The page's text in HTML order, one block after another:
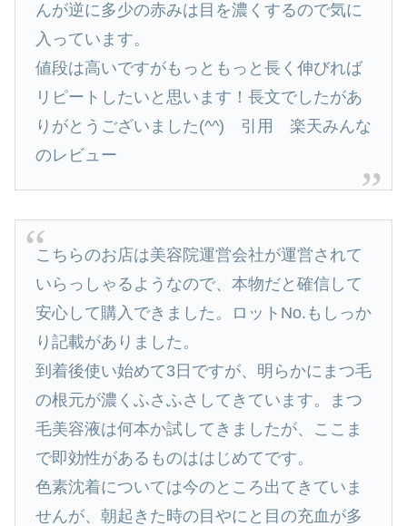
んが逆に多少の赤みは目を濃くするので気に
入っています。
値段は高いですがもっともっと長く伸びれば
リピートしたいと思います！長文でしたがあ
りがとうございました(^^) 引用 楽天みんな
のレビュー
こちらのお店は美容院運営会社が運営されて
いらっしゃるようなので、本物だと確信して
安心して購入できました。ロットNo.もしっか
り記載がありました。
到着後使い始めて3日ですが、明らかにまつ毛
の根元が濃くふさふさしてきています。まつ
毛美容液は何本か試してきましたが、ここま
で即効性があるものははじめてです。
色素沈着については今のところ出てきていま
せんが、朝起きた時の目やにと目の充血が多